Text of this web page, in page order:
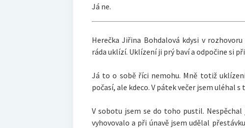
Já ne.
Herečka Jiřina Bohdalová kdysi v
ráda uklízí. Uklízení ji prý baví a odpočine si
Já to o sobě říci nemohu. Mně totiž
počasí, ale kdeco. V pátek večer jsem uléhal
V sobotu jsem se do toho pustil.
vyhovovalo a při únavě jsem udělal